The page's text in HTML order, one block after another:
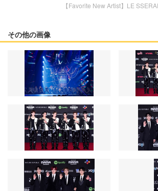
【Favorite New Artist】LE
その他の画像